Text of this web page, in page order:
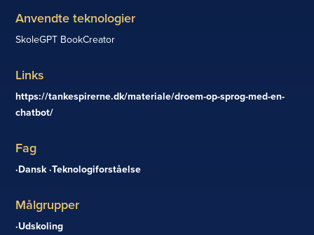
Anvendte teknologier
SkoleGPT BookCreator
Links
https://tankespirerne.dk/materiale/droem-op-sprog-med-en-
chatbot/
Fag
Dansk Teknologiforståelse
Målgrupper
Udskoling